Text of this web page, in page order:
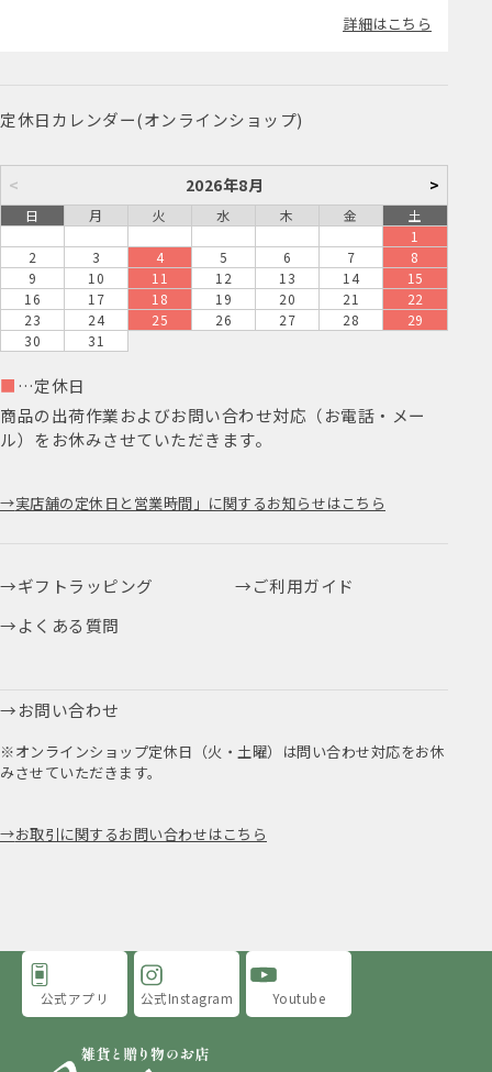
詳細はこちら
定休日カレンダー(オンラインショップ)
< 2026年8月 >
日 月 火 水 木 金
土
1
2
3 4 5 6 7
8
9
10 11 12 13 14
15
16
17 18 19 20 21
22
23
24 25 26 27 28
29
30
31
■ …定休日
商品の出荷作業およびお問い合わせ対応（お電話・メー
ル）をお休みさせていただきます。
実店舗の定休日と営業時間」に関するお知らせはこちら
ギフトラッピング
ご利用ガイド
よくある質問
お問い合わせ
※オンラインショップ定休日（火・土曜）は問い合わせ対応をお休
みさせていただきます。
お取引に関するお問い合わせはこちら
公式アプリ 公式Instagram Youtube